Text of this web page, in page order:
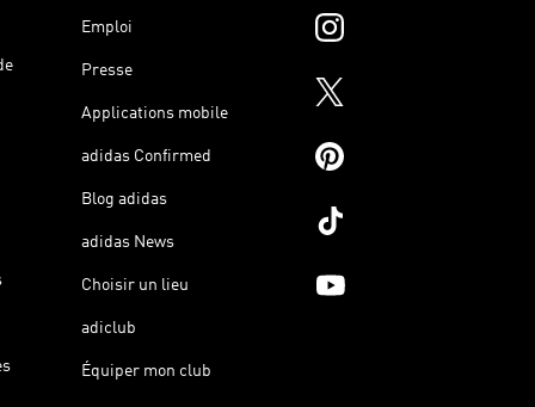
Emploi
Presse
Applications mobile
adidas Confirmed
Blog adidas
adidas News
Choisir un lieu
adiclub
Équiper mon club